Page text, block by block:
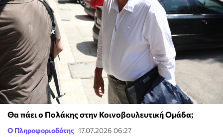
Θα πάει ο Πολάκης στην Κοινοβουλευτική Ομάδα;
Ο Πληροφοριοδότης 17.07.2026 06:27